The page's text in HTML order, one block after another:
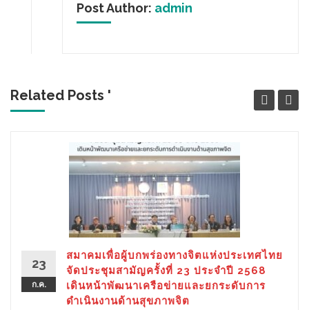
Post Author: admin
Related Posts '
23
ก.ค.
สมาคมเพื่อผู้บกพร่องทางจิตแห่งประเทศไทย
จัดประชุมสามัญครั้งที่ 23 ประจำปี 2568
เดินหน้าพัฒนาเครือข่ายและยกระดับการ
ดำเนินงานด้านสุขภาพจิต